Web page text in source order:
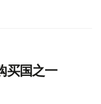
买国之一